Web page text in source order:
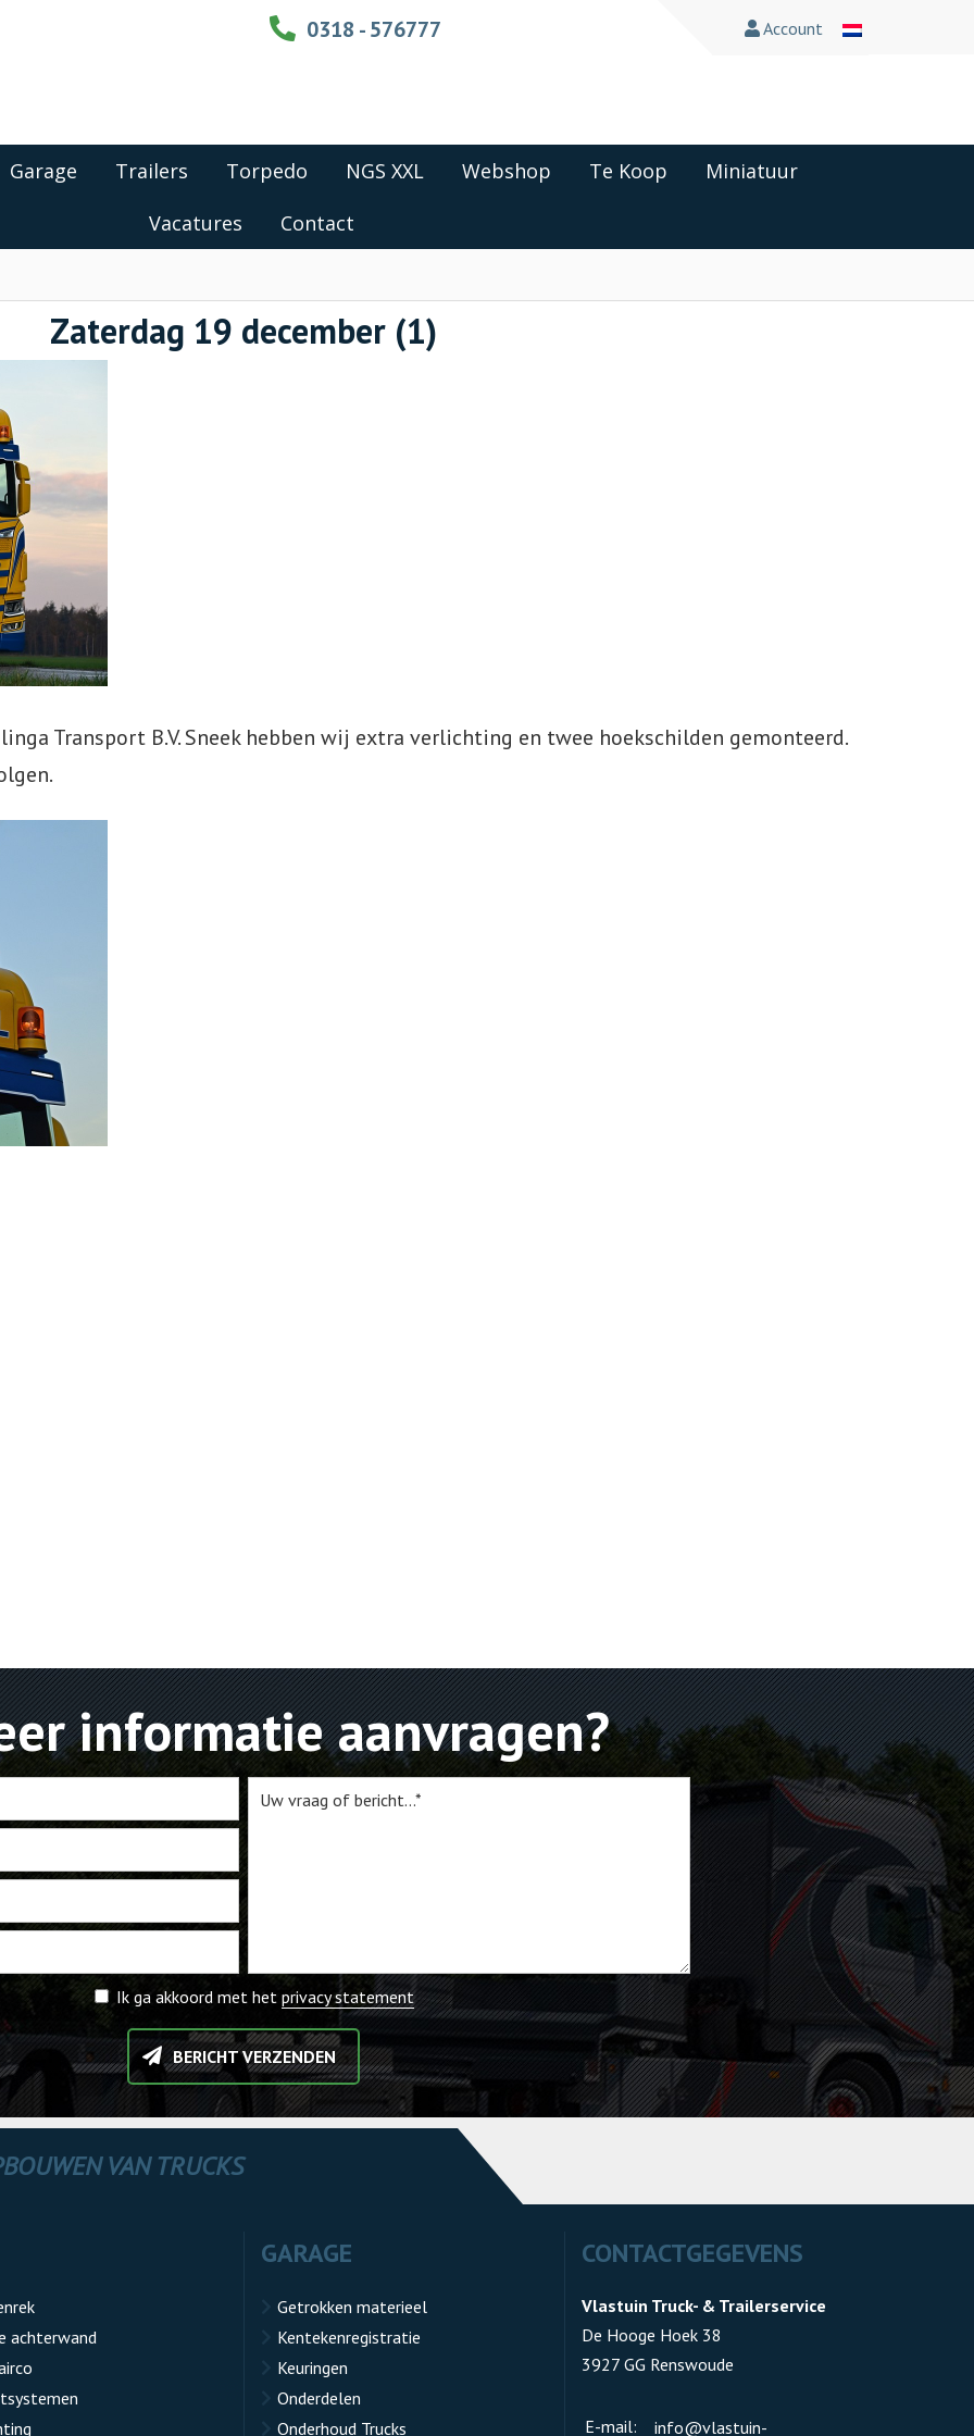
0318 - 576777 Account
Garage Trailers Torpedo NGS XXL Webshop Te Koop
Miniatuur
Vacatures
Contact
Zaterdag 19 december (1)
Transport B.V. Sneek hebben wij extra verlichting en twee hoekschilden gemonteerd.
informatie aanvragen?
Ik ga akkoord met het privacy statement
BERICHT VERZENDEN
VAN TRUCKS
achterwand
GARAGE
Getrokken materieel
Kentekenregistratie
Keuringen
Onderdelen
Onderhoud Trucks
CONTACTGEGEVENS
Vlastuin Truck- & Trailerservice
De Hooge Hoek 38
3927 GG Renswoude
E-mail: info@vlastuin-